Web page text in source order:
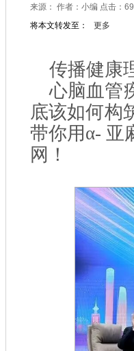
来源： 作者：小编 点击：
将本文转发至：
更多
传播健康
心脑血管
底该如何构
带你用α- 亚
网！